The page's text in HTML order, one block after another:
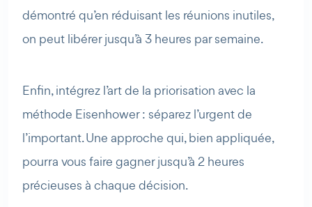
démontré qu’en réduisant les réunions inutiles,
on peut libérer jusqu’à 3 heures par semaine.
Enfin, intégrez l’art de la priorisation avec la
méthode Eisenhower : séparez l’urgent de
l’important. Une approche qui, bien appliquée,
pourra vous faire gagner jusqu’à 2 heures
précieuses à chaque décision.